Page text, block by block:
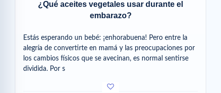
¿Qué aceites vegetales usar durante el
embarazo?
Estás esperando un bebé: ¡enhorabuena! Pero entre la
alegría de convertirte en mamá y las preocupaciones por
los cambios físicos que se avecinan, es normal sentirse
dividida. Por s